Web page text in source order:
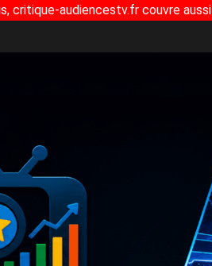
critique-audiencestv.fr couvre